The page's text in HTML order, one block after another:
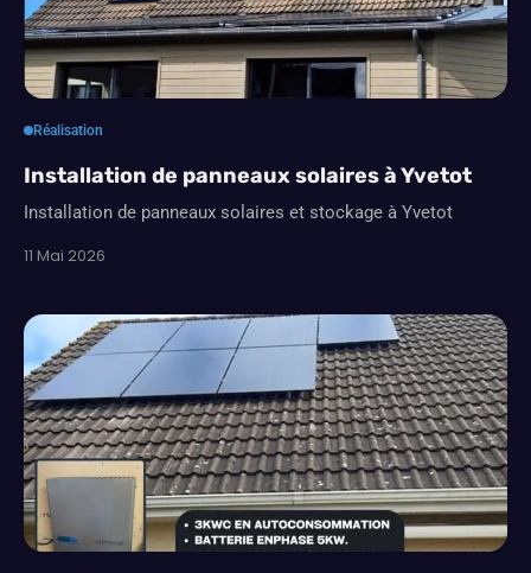
Réalisation
Installation de panneaux solaires à Yvetot
Installation de panneaux solaires et stockage à Yvetot
11 Mai 2026